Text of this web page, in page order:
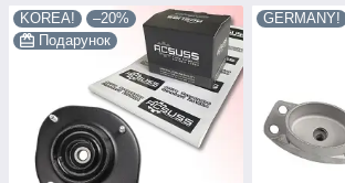
KOREA!
–20%
Подарунок
GERMANY!